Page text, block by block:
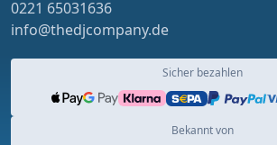
0221 65031636
info@thedjcompany.de
Sicher bezahlen
Bekannt von